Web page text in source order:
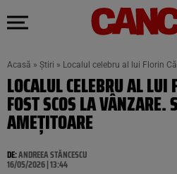
Acasă » Știri » Localul celebru al lui Florin
LOCALUL CELEBRU AL
FOST SCOS LA VÂNZARE.
AMEȚITOARE
DE:ANDREEA STĂNCESCU
16/05/2026 | 13:44